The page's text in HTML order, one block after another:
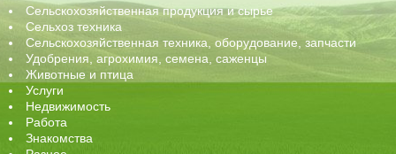
Сельскохозяйственная продукция и сырье
Сельхоз техника
Сельскохозяйственная техника, оборудование, запчасти
Удобрения, агрохимия, семена, саженцы
Животные и птица
Услуги
Недвижимость
Работа
Знакомства